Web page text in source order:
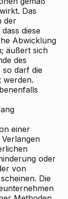
Das
der
diese
Abwicklung
äußert sich
des
so darf die
werden.
einer
oder
von
Die